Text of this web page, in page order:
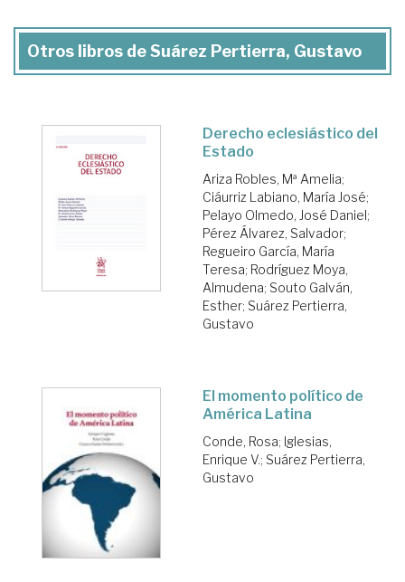
Otros libros de Suárez Pertierra, Gustavo
Derecho eclesiástico del
Estado
Ariza Robles, Mª Amelia;
Ciáurriz Labiano, María José;
Pelayo Olmedo, José Daniel;
Pérez Álvarez, Salvador;
Regueiro García, María
Teresa; Rodríguez Moya,
Almudena; Souto Galván,
Esther; Suárez Pertierra,
Gustavo
El momento político de
América Latina
Conde, Rosa; Iglesias,
Enrique V.; Suárez Pertierra,
Gustavo